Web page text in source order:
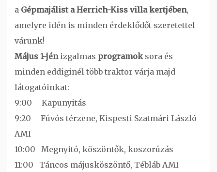
a Gépmajálist a Herrich-Kiss villa kertjében,
amelyre idén is minden érdeklődőt szeretettel
várunk!
Május 1-jénizgalmas programoksora és
minden eddiginél több traktor várja majd
látogatóinkat:
9:00 Kapunyitás
9:20 Fúvós térzene, Kispesti Szatmári László
AMI
10:00 Megnyitó, köszöntők, koszorúzás
11:00 Táncos májusköszöntő, Tébláb AMI